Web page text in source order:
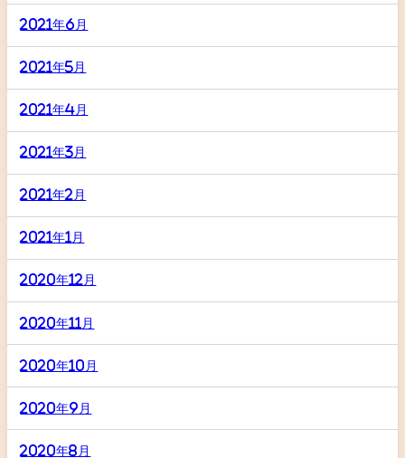
2021年6月
2021年5月
2021年4月
2021年3月
2021年2月
2021年1月
2020年12月
2020年11月
2020年10月
2020年9月
2020年8月